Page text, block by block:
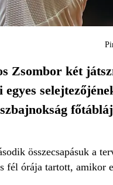
Zsombor két
egyes
összecsapásuk a
fél órája tartott, amikor